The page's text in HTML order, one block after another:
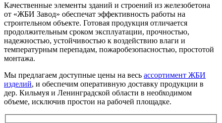
Качественные элементы зданий и строений из железобетона
от «ЖБИ Завод» обеспечат эффективность работы на
строительном объекте. Готовая продукция отличается
продолжительным сроком эксплуатации, прочностью,
надежностью, устойчивостью к воздействию влаги и
температурным перепадам, пожаробезопасностью, простотой
монтажа.
Мы предлагаем доступные цены на весь ассортимент ЖБИ
изделий, и обеспечим оперативную доставку продукции в
дер. Кильмуя и Ленинградской области в необходимом
объеме, исключив простои на рабочей площадке.